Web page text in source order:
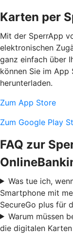
Karten per
Mit der SperrApp
elektronischen
ganz einfach über
können Sie im
herunterladen.
Zum App Store
Zum Google Play
FAQ zur
Was tue ich,
Smartphone mit
SecureGo plus für
Warum müssen
die digitalen